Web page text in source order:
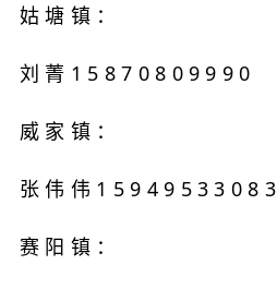
姑塘镇：
刘菁15870809990
威家镇：
张伟伟15949533083
赛阳镇：